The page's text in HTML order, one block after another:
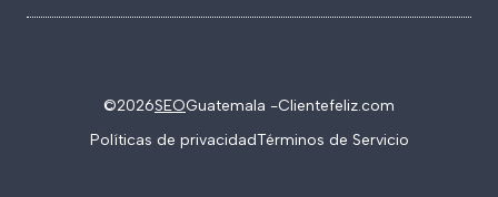
©2026SEOGuatemala -Clientefeliz.com
Políticas de privacidadTérminos de Servicio